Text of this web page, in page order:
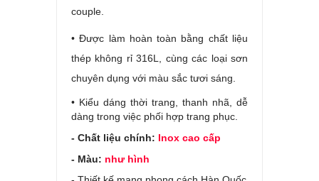
couple.
• Được làm hoàn toàn bằng chất liệu
thép không rỉ 316L, cùng các loại sơn
chuyên dụng với màu sắc tươi sáng.
• Kiểu dáng thời trang, thanh nhã, dễ
dàng trong việc phối hợp trang phục.
- Chất liệu chính: Inox cao cấp
- Màu: như hình